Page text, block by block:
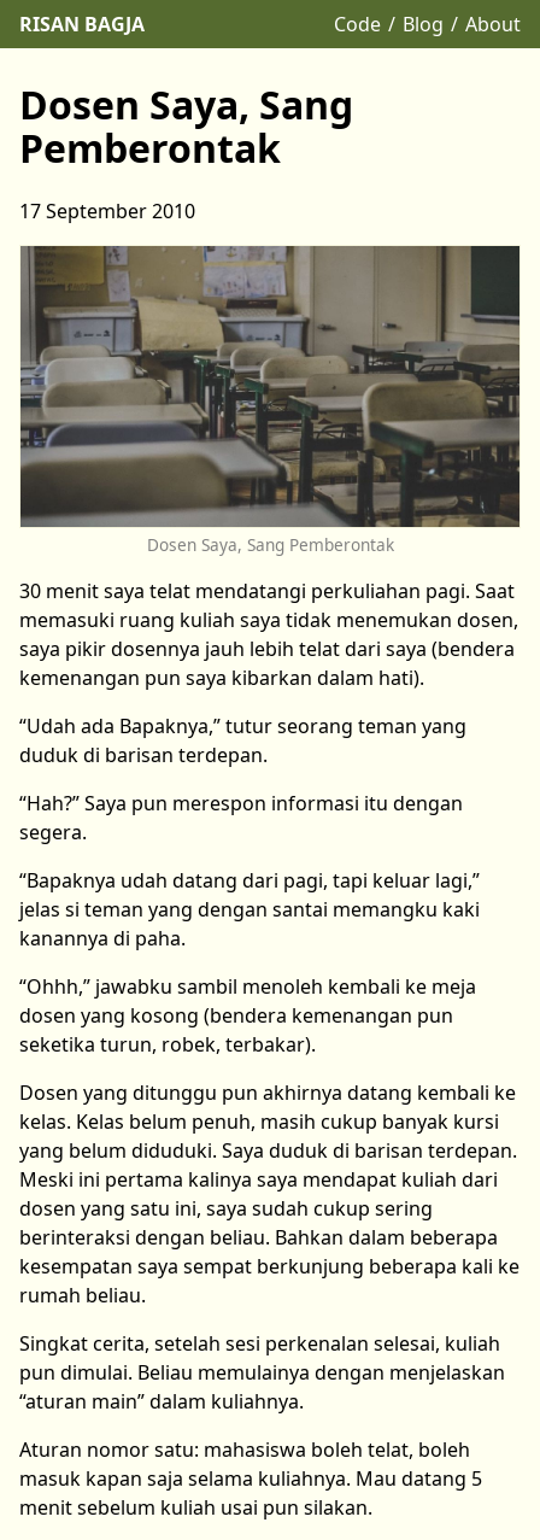
RISAN BAGJA Code Blog About
Dosen Saya, Sang
Pemberontak
17 September 2010
Dosen Saya, Sang Pemberontak
30 menit saya telat mendatangi perkuliahan pagi. Saat
memasuki ruang kuliah saya tidak menemukan dosen,
saya pikir dosennya jauh lebih telat dari saya (bendera
kemenangan pun saya kibarkan dalam hati).
“Udah ada Bapaknya,” tutur seorang teman yang
duduk di barisan terdepan.
“Hah?” Saya pun merespon informasi itu dengan
segera.
“Bapaknya udah datang dari pagi, tapi keluar lagi,”
jelas si teman yang dengan santai memangku kaki
kanannya di paha.
“Ohhh,” jawabku sambil menoleh kembali ke meja
dosen yang kosong (bendera kemenangan pun
seketika turun, robek, terbakar).
Dosen yang ditunggu pun akhirnya datang kembali ke
kelas. Kelas belum penuh, masih cukup banyak kursi
yang belum diduduki. Saya duduk di barisan terdepan.
Meski ini pertama kalinya saya mendapat kuliah dari
dosen yang satu ini, saya sudah cukup sering
berinteraksi dengan beliau. Bahkan dalam beberapa
kesempatan saya sempat berkunjung beberapa kali ke
rumah beliau.
Singkat cerita, setelah sesi perkenalan selesai, kuliah
pun dimulai. Beliau memulainya dengan menjelaskan
“aturan main” dalam kuliahnya.
Aturan nomor satu: mahasiswa boleh telat, boleh
masuk kapan saja selama kuliahnya. Mau datang 5
menit sebelum kuliah usai pun silakan.